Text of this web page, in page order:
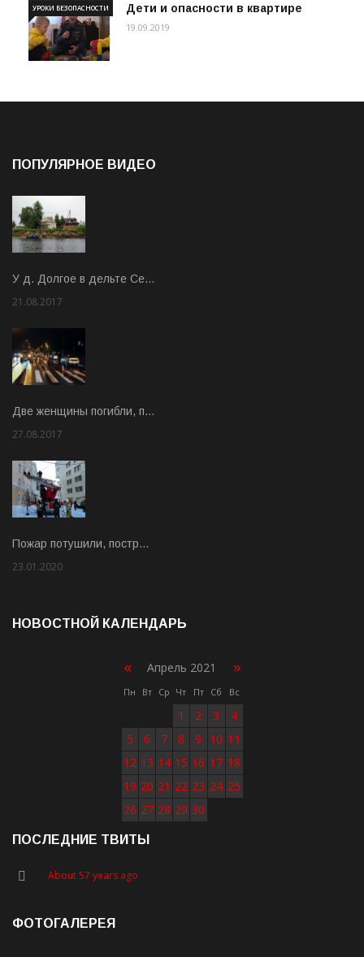
Дети и опасности в квартире
УРОКИ БЕЗОПАСНОСТИ
19.09.2019
ПОПУЛЯРНОЕ ВИДЕО
У д. Долгое в дельте Се…
21.08.2017
Две женщины погибли, п…
27.08.2017
Пожар потушили, постр…
23.01.2020
НОВОСТНОЙ КАЛЕНДАРЬ
« Апрель 2021 »
Пн Вт Ср Чт Пт Сб Вс
1 2 3
4
5
6 7 8 9 10 11
12 13 14 15 16 17 18
19 20 21 22 23 24 25
26 27 28 29 30
ПОСЛЕДНИЕ ТВИТЫ
About 57 years ago
ФОТОГАЛЕРЕЯ